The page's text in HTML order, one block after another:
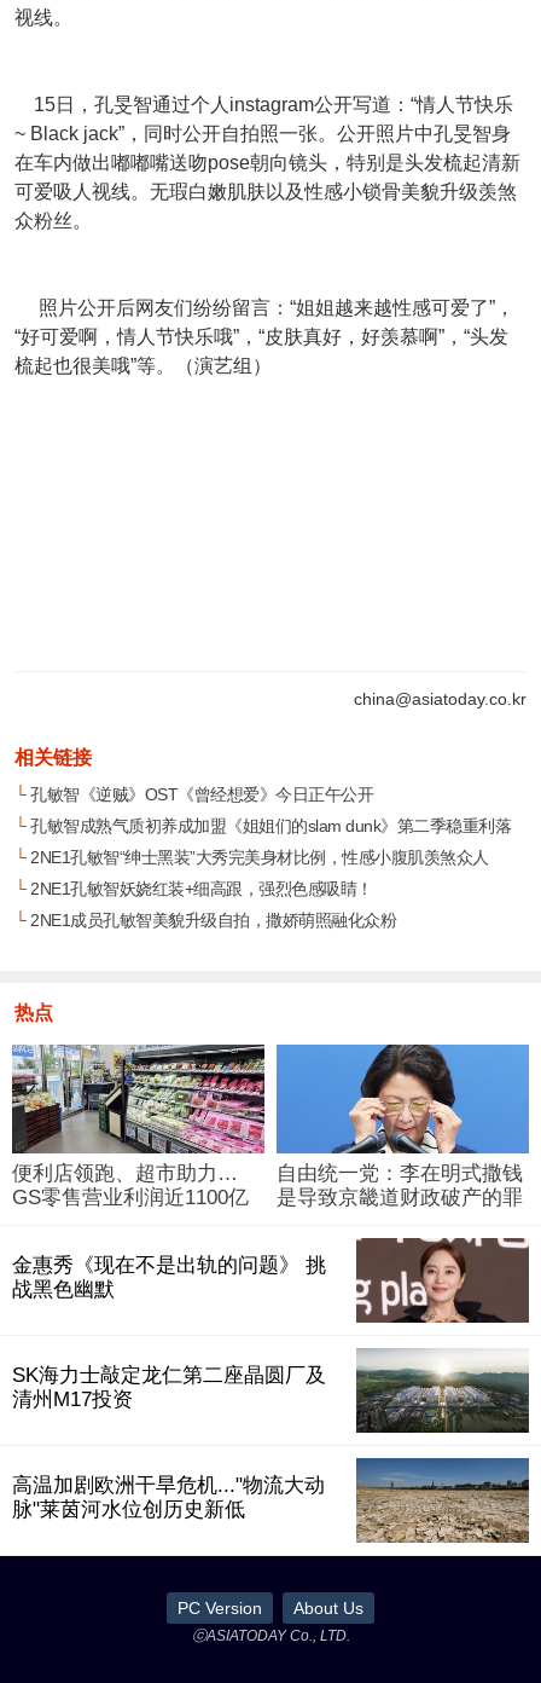
视线。
15日， 孔旻智通过个人instagram公开写道：“情人节快乐
~ Black jack”，同时公开自拍照一张。公开照片中孔旻智身
在车内做出嘟嘟嘴送吻pose朝向镜头，特别是头发梳起清新
可爱吸人视线。无瑕白嫩肌肤以及性感小锁骨美貌升级羡煞
众粉丝。
照片公开后网友们纷纷留言：“姐姐越来越性感可爱了”，
“好可爱啊，情人节快乐哦”，“皮肤真好，好羡慕啊”，“头发
梳起也很美哦”等。（演艺组）
china@asiatoday.co.kr
相关链接
└孔敏智《逆贼》OST《曾经想爱》今日正午公开
└孔敏智成熟气质初养成加盟《姐姐们的slam dunk》第二季稳重利落
└2NE1孔敏智“绅士黑装”大秀完美身材比例，性感小腹肌羡煞众人
└2NE1孔敏智妖娆红装+细高跟，强烈色感吸睛！
└2NE1成员孔敏智美貌升级自拍，撒娇萌照融化众粉
热点
便利店领跑、超市助力…
GS零售营业利润近1100亿
自由统一党：李在明式撒钱
是导致京畿道财政破产的罪
金惠秀《现在不是出轨的问题》 挑
战黑色幽默
SK海力士敲定龙仁第二座晶圆厂及
清州M17投资
高温加剧欧洲干旱危机..."物流大动
脉"莱茵河水位创历史新低
PC Version About Us
ⓒASIATODAY Co., LTD.